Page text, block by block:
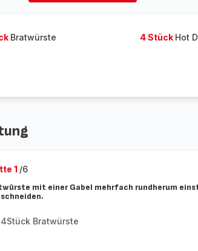
Bratwürste 4 Stück Hot
1 /6
mit einer Gabel mehrfach rundherum
4Stück Bratwürste